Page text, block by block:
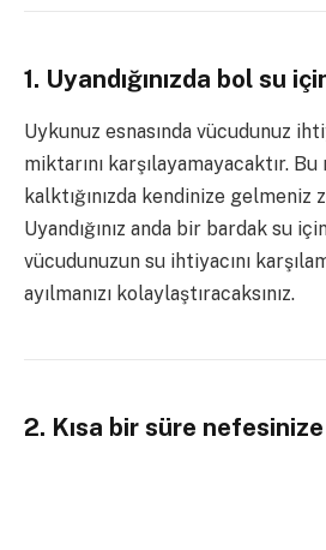
1. Uyandığınızda bol su
Uykunuz esnasında vücudunuz
miktarını karşılayamayacaktır.
kalktığınızda kendinize
Uyandığınız anda bir bardak su
vücudunuzun su ihtiyacını
ayılmanızı kolaylaştıracaksınız.
2. Kısa bir süre